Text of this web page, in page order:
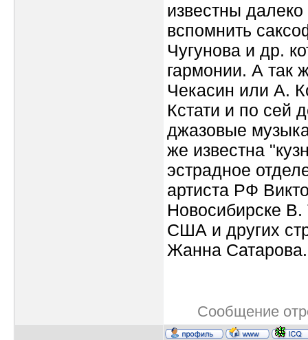
известны
вспомнить
Чугунова и др.
гармонии. А так
Чекасин или А.
Кстати и по сей
джазовые
же известна
эстрадное
артиста РФ
Новосибирске В.
США и других
Жанна Сатарова.
Сообщение